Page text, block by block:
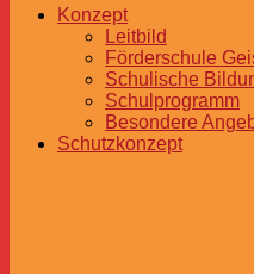
Konzept
Leitbild
Förderschule
Schulische
Schulprogramm
Besondere
Schutzkonzept